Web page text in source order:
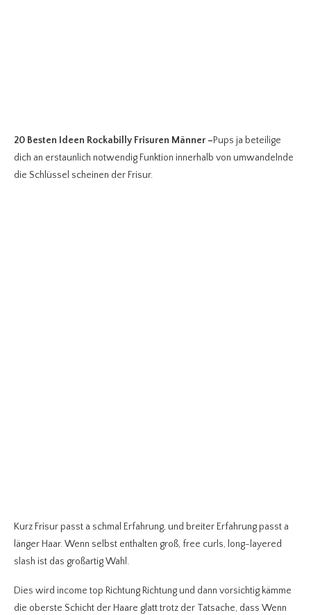
20 Besten Ideen Rockabilly Frisuren Männer –Pups ja beteilige
dich an erstaunlich notwendig Funktion innerhalb von umwandelnde
die Schlüssel scheinen der Frisur.
Kurz Frisur passt a schmal Erfahrung, und breiter Erfahrung passt a
länger Haar.Wenn selbst enthalten groß, free curls, long-layered
slash ist das großartig Wahl.
Dies wird income top Richtung Richtung und dann vorsichtig kämme
die oberste Schicht der Haare glatt trotz der Tatsache, dass Wenn